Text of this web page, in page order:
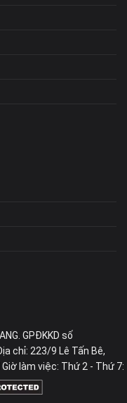
GPĐKKD số
chỉ: 223/9 Lê Tấn Bê,
Giờ làm việc: Thứ 2 - Thứ 7: